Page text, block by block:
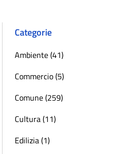
Categorie
Ambiente (41)
Commercio (5)
Comune (259)
Cultura (11)
Edilizia (1)